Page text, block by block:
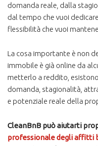
domanda reale, dalla
dal tempo che vuoi
flessibilità che vuoi
La cosa importante è non
immobile è già online da
metterlo a reddito,
domanda, stagionalità,
e potenziale reale della
CleanBnB può aiutarti
professionale degli affitti